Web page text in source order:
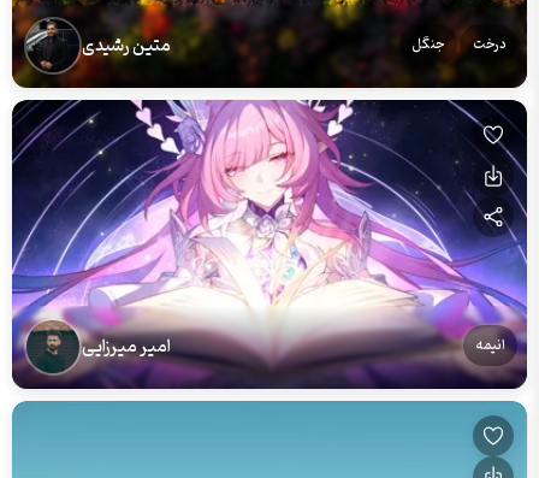
درخت جنگل متین رشیدی
انیمه امیر میرزایی